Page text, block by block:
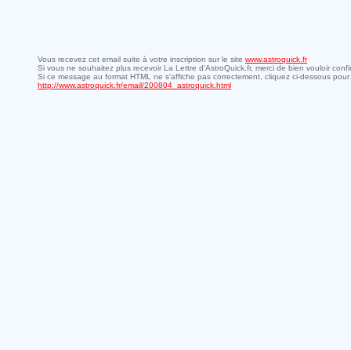
Vous recevez cet email suite à votre inscription sur le site www.astroquick.fr
Si vous ne souhaitez plus recevoir La Lettre d'AstroQuick.fr, merci de bien vouloir
Si ce message au format HTML ne s'affiche pas correctement, cliquez ci-dessous
http://www.astroquick.fr/email/200804_astroquick.html